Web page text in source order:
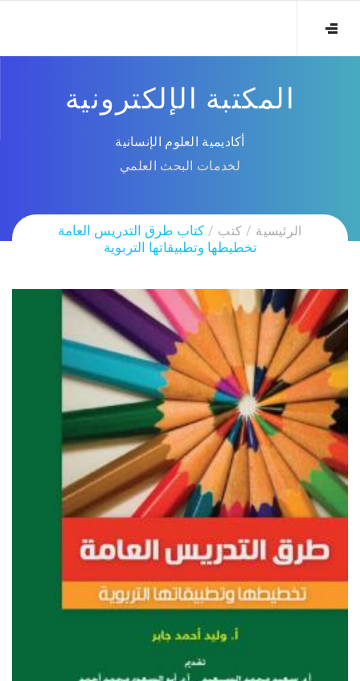
المكتبة الإلكترونية
أكاديمية العلوم الإنسانية
لخدمات البحث العلمي
الرئيسية كتب
كتاب طرق التدريس العامة
تخطيطها وتطبيقاتها التربوية